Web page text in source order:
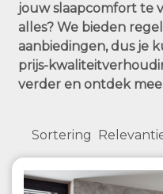
jouw slaapcomfort te
alles? We bieden
aanbiedingen, dus je
prijs-
verder en ontdek
Sortering